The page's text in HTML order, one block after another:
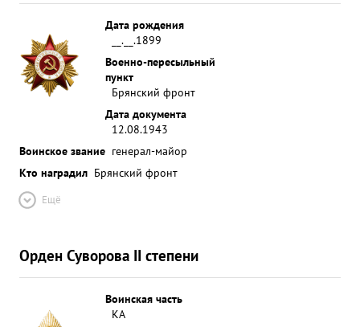
Дата рождения
__.__.1899
Военно-пересыльный
пункт
Брянский фронт
Дата документа
12.08.1943
Воинское звание генерал-майор
Кто наградил Брянский фронт
Ещё
Орден Суворова II степени
Воинская часть
КА